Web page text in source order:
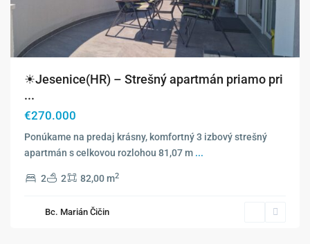
☀Jesenice(HR) – Strešný apartmán priamo pri
...
€270.000
Ponúkame na predaj krásny, komfortný 3 izbový strešný
apartmán s celkovou rozlohou 81,07 m ...
2 2 82,00 m2
Bc. Marián Čičin